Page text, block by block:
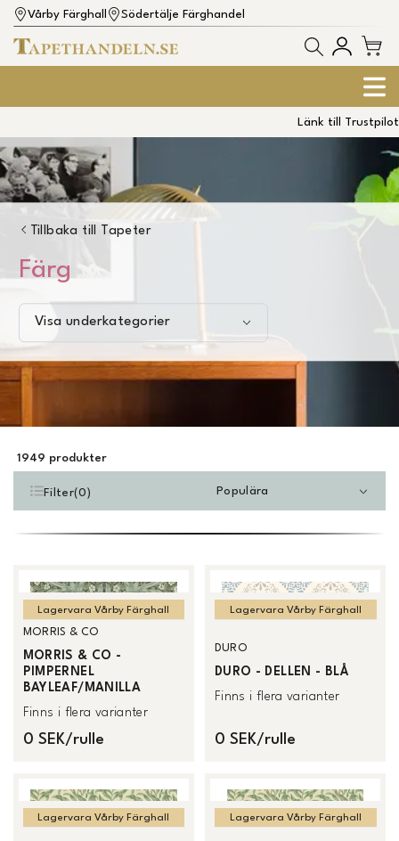
Vårby Färghall Södertälje Färghandel
Länk till Trustpilot
Tillbaka till Tapeter
Färg
Visa underkategorier
1949 produkter
Filter(0) Populära
Lagervara Vårby Färghall
MORRIS & CO
MORRIS & CO -
PIMPERNEL
BAYLEAF/MANILLA
Finns i flera varianter
0 SEK/rulle
Lagervara Vårby Färghall
DURO
DURO - DELLEN - BLÅ
Finns i flera varianter
0 SEK/rulle
Lagervara Vårby Färghall Lagervara Vårby Färghall